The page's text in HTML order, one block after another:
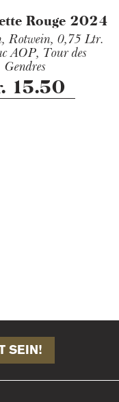
Rouge 2024
Rotwein, 0,75 Ltr.
AOP, Tour des
Gendres
15.50
SEIN!